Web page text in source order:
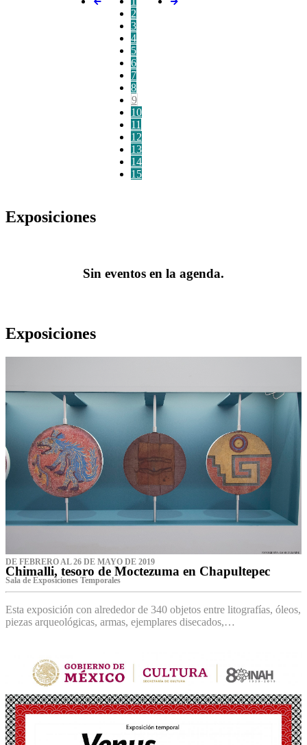
2
3
4
5
6
7
8
9
10
11
12
13
14
15
Exposiciones
Sin eventos en la agenda.
Exposiciones
DE FEBRERO AL 26 DE MAYO DE 2019
Chimalli, tesoro de Moctezuma en Chapultepec
Sala de Exposiciones Temporales
Esta exposición con alrededor de 340 objetos entre litografías, óleos,
piezas arqueológicas, armas, ejemplares disecados,…